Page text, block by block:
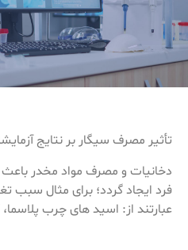
تأثیر مصرف سیگار بر نتایج
دخانیات و مصرف مواد مخدر
فرد ایجاد گردد؛ برای مثال سبب
عبارتند از: اسید های چرب